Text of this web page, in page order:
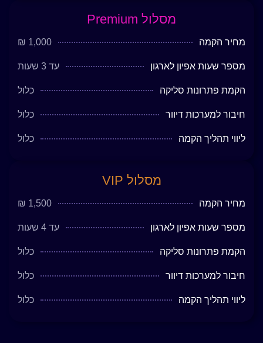
מסלול Premium
מחיר הקמה 1,000 ₪
מספר שעות אפיון לארגון עד 3 שעות
הקמת פתרונות סליקה כלול
חיבור למערכות דיוור כלול
ליווי תהליך הקמה כלול
מסלול VIP
מחיר הקמה 1,500 ₪
מספר שעות אפיון לארגון עד 4 שעות
הקמת פתרונות סליקה כלול
חיבור למערכות דיוור כלול
ליווי תהליך הקמה כלול